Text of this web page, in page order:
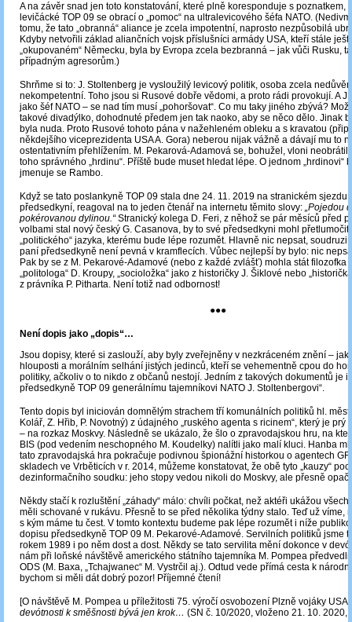
A na závěr snad jen toto konstatování, které plně koresponduje s poznatkem,
levičácké TOP 09 se obrací o „pomoc“ na ultralevicového šéfa NATO.
tomu, že tato „obranná“ aliance je zcela impotentní, naprosto nezpůsobilá
Kdyby netvořili základ aliančních vojsk příslušníci armády USA, kteří stále
„okupovaném“ Německu, byla by Evropa zcela bezbranná – jak vůči Rusku,
případným agresorům.)
Shrňme si to: J. Stoltenberg je vysloužilý levicový politik, osoba zcela
nekompetentní. Toho jsou si Rusové dobře vědomi, a proto rádi provokují. A
jako šéf NATO – se nad tím musí „pohoršovat“. Co mu taky jiného zbývá?
takové divadýlko, dohodnuté předem jen tak naoko, aby se něco dělo. Jinak
byla nuda. Proto Rusové tohoto pána v nažehleném obleku a s kravatou
někdejšího viceprezidenta USA A. Gora) neberou nijak vážně a dávají mu to
ostentativním přehlížením. M. Pekarová-Adamová se, bohužel, vloni
toho správného „hrdinu“. Příště bude muset hledat lépe. O jednom „hrdinovi“
jmenuje se Rambo.
Když se tato poslankyně TOP 09 stala dne 24. 11. 2019 na stranickém sjezdu
předsedkyní, reagoval na to jeden čtenář na internetu těmito slovy: „Pojedou
pokérovanou dylinou.“Stranický kolega D. Feri, z něhož se pár měsíců před
volbami stal nový český G. Casanova, by to své předsedkyni mohl
„politického“ jazyka, kterému bude lépe rozumět. Hlavně nic nepsat,
paní předsedkyně není pevná v kramflecích. Vůbec nejlepší by bylo: nic
Pak by se z M. Pekarové-Adamové (nebo z každé zvlášť) mohla stát filozofka
„politologa“ D. Kroupy, „socioložka“ jako z historičky J. Šiklové nebo
z právníka P. Pitharta. Není totiž nad odbornost!
●●●
Není dopis jako „dopis“…
Jsou dopisy, které si zaslouží, aby byly zveřejněny v nezkráceném znění –
hlouposti a morálním selhání jistých jedinců, kteří se vehementně cpou do
politiky, ačkoliv o to nikdo z občanů nestojí. Jedním z takových dokumentů je i
předsedkyně TOP 09 generálnímu tajemníkovi NATO J. Stoltenbergovi“.
Tento dopis byl iniciován domnělým strachem tří komunálních politiků hl.
Kolář, Z. Hřib, P. Novotný) z údajného „ruského agenta s ricinem“, který je prý
– na rozkaz Moskvy. Následně se ukázalo, že šlo o zpravodajskou hru, na
BIS (pod vedením neschopného M. Koudelky) nalítli jako malí kluci. Hanba
tato zpravodajská hra pokračuje podivnou špionážní historkou o agentech
skladech ve Vrběticích v r. 2014, můžeme konstatovat, že obě tyto „kauzy“
dezinformačního soudku: jeho stopy vedou nikoli do Moskvy, ale přesně
Někdy stačí k rozluštění „záhady“ málo: chvíli počkat, než aktéři ukážou
měli schované v rukávu. Přesně to se před několika týdny stalo. Teď už víme,
s kým máme tu čest. V tomto kontextu budeme pak lépe rozumět i níže
dopisu předsedkyně TOP 09 M. Pekarové-Adamové. Servilních politiků jsme
rokem 1989 i po něm dost a dost. Někdy se tato servilita mění dokonce v
nám při loňské návštěvě amerického státního tajemníka M. Pompea
ODS (M. Baxa, „Tchajwanec“ M. Vystrčil aj.). Odtud vede přímá cesta k
bychom si měli dát dobrý pozor! Příjemné čtení!
[O návštěvě M. Pompea u příležitosti 75. výročí osvobození Plzně vojáky
devótnosti k směšnosti bývá jen krok… (SN č. 10/2020, vloženo 21. 10. 2020,